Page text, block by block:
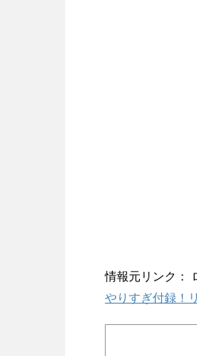
情報元リンク：
やりすぎ付録！